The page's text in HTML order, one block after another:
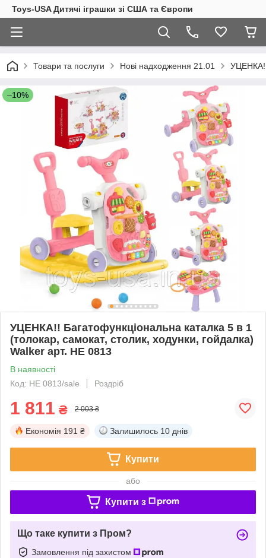
Toys-USA Дитячі іграшки зі США та Європи
Товари та послуги Нові надходження 21.01 УЦЕНКА!!
–10%
УЦЕНКА!! Багатофункціональна каталка 5 в 1
(толокар, самокат, столик, ходунки, гойдалка)
Walker арт. HE 0813
В наявності
Код: HE 0813/sale
Роздріб
1 811 ₴ 2 003 ₴
Економія 191 ₴ Залишилось 10 днів
Купити
або
Купити з
Що таке купити з Пром?
Замовлення під захистом